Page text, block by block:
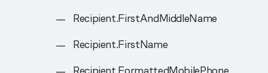
Recipient.FirstAndMiddleName
Recipient.FirstName